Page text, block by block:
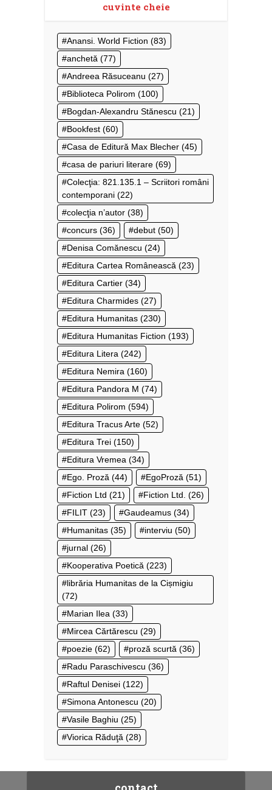
cuvinte cheie
Anansi. World Fiction (83)
anchetă (77)
Andreea Răsuceanu (27)
Biblioteca Polirom (100)
Bogdan-Alexandru Stănescu (21)
Bookfest (60)
Casa de Editură Max Blecher (45)
casa de pariuri literare (69)
Colecţia: 821.135.1 – Scriitori români
contemporani (22)
colecţia n’autor (38)
concurs (36) debut (50)
Denisa Comănescu (24)
Editura Cartea Românească (23)
Editura Cartier (34)
Editura Charmides (27)
Editura Humanitas (230)
Editura Humanitas Fiction (193)
Editura Litera (242)
Editura Nemira (160)
Editura Pandora M (74)
Editura Polirom (594)
Editura Tracus Arte (52)
Editura Trei (150)
Editura Vremea (34)
Ego. Proză (44) EgoProză (51)
Fiction Ltd (21) Fiction Ltd. (26)
FILIT (23) Gaudeamus (34)
Humanitas (35) interviu (50)
jurnal (26)
Kooperativa Poetică (223)
librăria Humanitas de la Cișmigiu
(72)
Marian Ilea (33)
Mircea Cărtărescu (29)
poezie (62) proză scurtă (36)
Radu Paraschivescu (36)
Raftul Denisei (122)
Simona Antonescu (20)
Vasile Baghiu (25)
Viorica Răduţă (28)